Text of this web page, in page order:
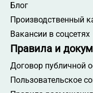
Блог
Производственный
Вакансии в соцсетях
Правила и
Договор публичной
Пользовательское